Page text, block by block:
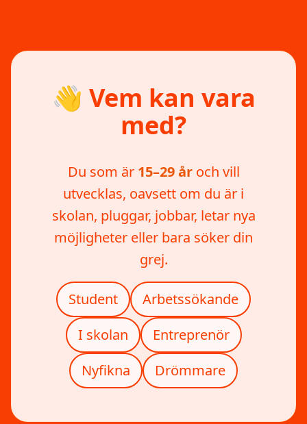
👋 Vem kan vara
med?
Du som är 15–29 åroch vill
utvecklas, oavsett om du är i
skolan, pluggar, jobbar, letar nya
möjligheter eller bara söker din
grej.
Student
Arbetssökande
I skolan
Entreprenör
Nyfikna
Drömmare